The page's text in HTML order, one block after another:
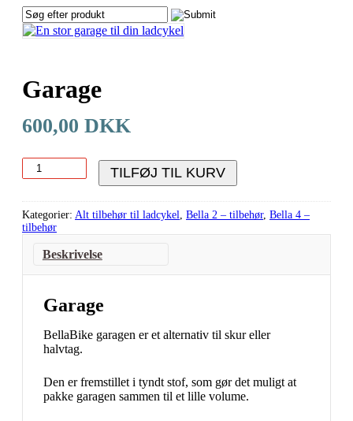
Garage
600,00 DKK
TILFØJ TIL KURV
Kategorier: Alt tilbehør til ladcykel, Bella 2 – tilbehør, Bella 4 –
tilbehør
Beskrivelse
Garage
BellaBike garagen er et alternativ til skur eller
halvtag.
Den er fremstillet i tyndt stof, som gør det muligt at
pakke garagen sammen til et lille volume.